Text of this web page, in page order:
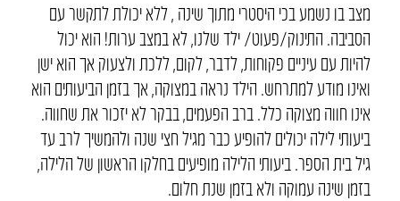
מצב בו נשמע בכי היסטרי מתוך שינה , ללא יכולת לתקשר עם
הסביבה. התינוק/פעוט/ ילד שלנו, לא במצב ערות! הוא יכול
להיות עם עיניים פקוחות, לדבר, לקום, ללכת ולצעוק אך הוא ישן
ואינו מודע למתרחש. הילד נראה במצוקה, אך בזמן הביעותים הוא
אינו חווה מצוקה כלל. ברב הפעמים, בבקר לא יזכור את שחווה.
ביעותי לילה יכולים להופיע כבר מגיל חצי שנה ולהמשיך לרב עד
גיל בית הספר. ביעותי הלילה מופיעים בחלקו הראשון של הלילה,
בזמן שינה עמוקה ולא בזמן שנת חלום.